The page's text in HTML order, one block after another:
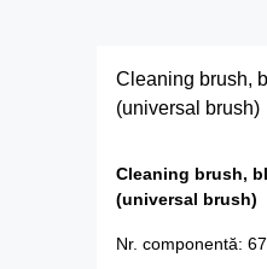
Cleaning brush,
(universal brush)
Cleaning brush,
(universal brush)
Nr. componentă: